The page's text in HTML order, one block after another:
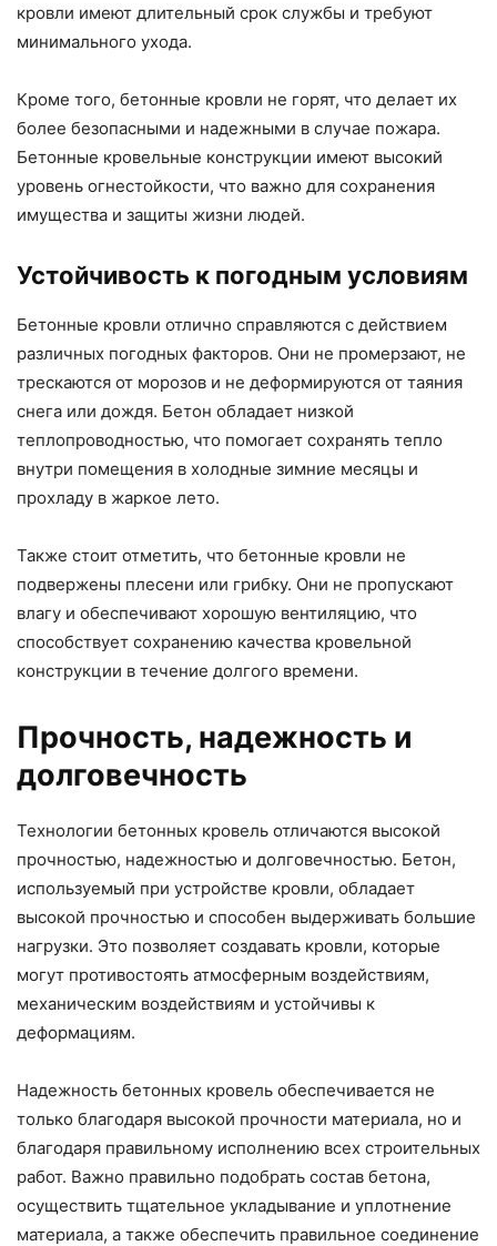
кровли имеют длительный срок службы и требуют
минимального ухода.
Кроме того, бетонные кровли не горят, что делает их
более безопасными и надежными в случае пожара.
Бетонные кровельные конструкции имеют высокий
уровень огнестойкости, что важно для сохранения
имущества и защиты жизни людей.
Устойчивость к погодным условиям
Бетонные кровли отлично справляются с действием
различных погодных факторов. Они не промерзают, не
трескаются от морозов и не деформируются от таяния
снега или дождя. Бетон обладает низкой
теплопроводностью, что помогает сохранять тепло
внутри помещения в холодные зимние месяцы и
прохладу в жаркое лето.
Также стоит отметить, что бетонные кровли не
подвержены плесени или грибку. Они не пропускают
влагу и обеспечивают хорошую вентиляцию, что
способствует сохранению качества кровельной
конструкции в течение долгого времени.
Прочность, надежность и
долговечность
Технологии бетонных кровель отличаются высокой
прочностью, надежностью и долговечностью. Бетон,
используемый при устройстве кровли, обладает
высокой прочностью и способен выдерживать большие
нагрузки. Это позволяет создавать кровли, которые
могут противостоять атмосферным воздействиям,
механическим воздействиям и устойчивы к
деформациям.
Надежность бетонных кровель обеспечивается не
только благодаря высокой прочности материала, но и
благодаря правильному исполнению всех строительных
работ. Важно правильно подобрать состав бетона,
осуществить тщательное укладывание и уплотнение
материала, а также обеспечить правильное соединение